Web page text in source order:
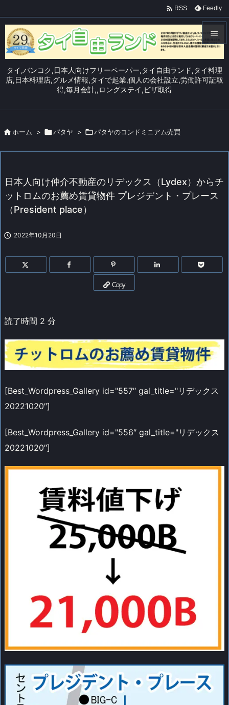
タイ,バンコク,日本人向けフリーペーパー,タイ自由ランド,タイ料理
店,日本料理店,グルメ情報,タイで起業,個人の会社設立,労働許可証取
得,毎月会計,,ロングステイ,ビザ取得

メニュ


 RSS Feedly
 ホーム > パタヤ > パタヤのコンドミニアム売買
日本人向け仲介不動産のリデックス（Lydex）からチ
ットロムのお薦め賃貸物件 プレジデント・プレース
（President place）
 2022年10月20日
Copy
読了時間 2 分
[Best_Wordpress_Gallery id="557″ gal_title="リデックス
20221020″]
[Best_Wordpress_Gallery id="556″ gal_title="リデックス
20221020″]